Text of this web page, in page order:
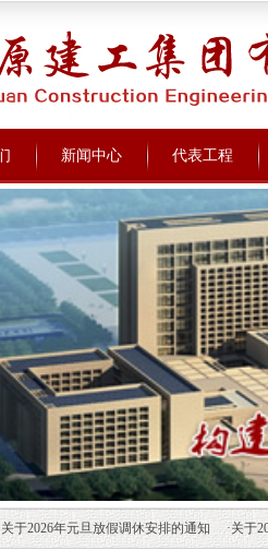
新闻中心 代表工程
于2026年元旦放假调休安排的通知· 关于